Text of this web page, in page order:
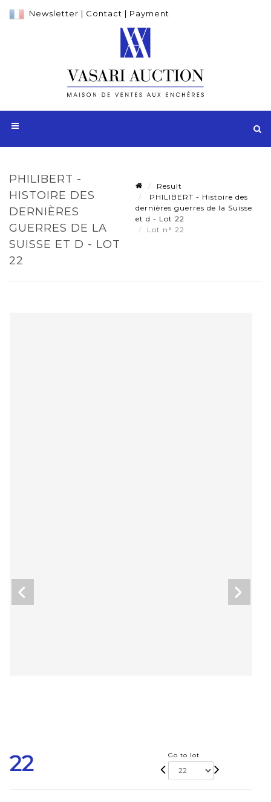
Newsletter | Contact | Payment
PHILIBERT -
HISTOIRE DES
DERNIÈRES
GUERRES DE LA
SUISSE ET D - LOT
22
Result
PHILIBERT - Histoire des
dernières guerres de la Suisse
et d - Lot 22
Lot n° 22
22 Go to lot